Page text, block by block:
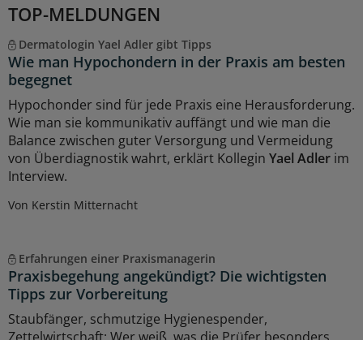
TOP-MELDUNGEN
Dermatologin Yael Adler gibt Tipps
Wie man Hypochondern in der Praxis am besten
begegnet
Hypochonder sind für jede Praxis eine Herausforderung.
Wie man sie kommunikativ auffängt und wie man die
Balance zwischen guter Versorgung und Vermeidung
von Überdiagnostik wahrt, erklärt Kollegin Yael Adler im
Interview.
Von Kerstin Mitternacht
Erfahrungen einer Praxismanagerin
Praxisbegehung angekündigt? Die wichtigsten
Tipps zur Vorbereitung
Staubfänger, schmutzige Hygienespender,